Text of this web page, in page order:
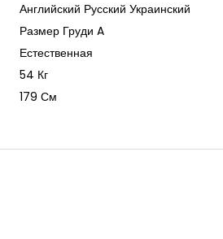
Английский Русский Украинский
Размер Груди A
Естественная
54 Кг
179 См